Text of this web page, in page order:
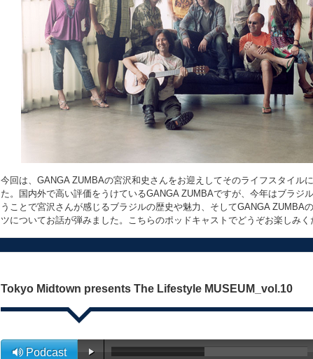
今回は、GANGA ZUMBAの宮沢和史さんをお迎えしてそのライフスタイル
た。国内外で高い評価をうけているGANGA ZUMBAですが、今年はブラジ
うことで宮沢さんが感じるブラジルの歴史や魅力、そしてGANGA ZUMBA
ツについてお話が弾みました。こちらのポッドキャストでどうぞお楽しみく
Tokyo Midtown presents The Lifestyle MUSEUM_vol.10
Podcast